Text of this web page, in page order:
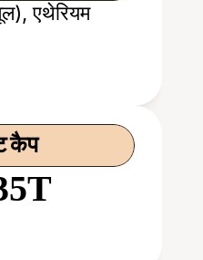
एथेरियम
कैप